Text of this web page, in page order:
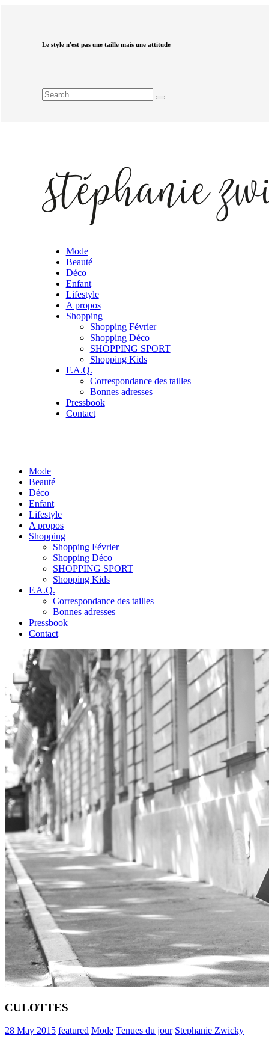
Le style n'est pas une taille mais une attitude
Mode
Beauté
Déco
Enfant
Lifestyle
A propos
Shopping
Shopping Février
Shopping Déco
SHOPPING SPORT
Shopping Kids
F.A.Q.
Correspondance des tailles
Bonnes adresses
Pressbook
Contact
Mode
Beauté
Déco
Enfant
Lifestyle
A propos
Shopping
Shopping Février
Shopping Déco
SHOPPING SPORT
Shopping Kids
F.A.Q.
Correspondance des tailles
Bonnes adresses
Pressbook
Contact
CULOTTES
28 May 2015 featured Mode Tenues du jour Stephanie Zwicky